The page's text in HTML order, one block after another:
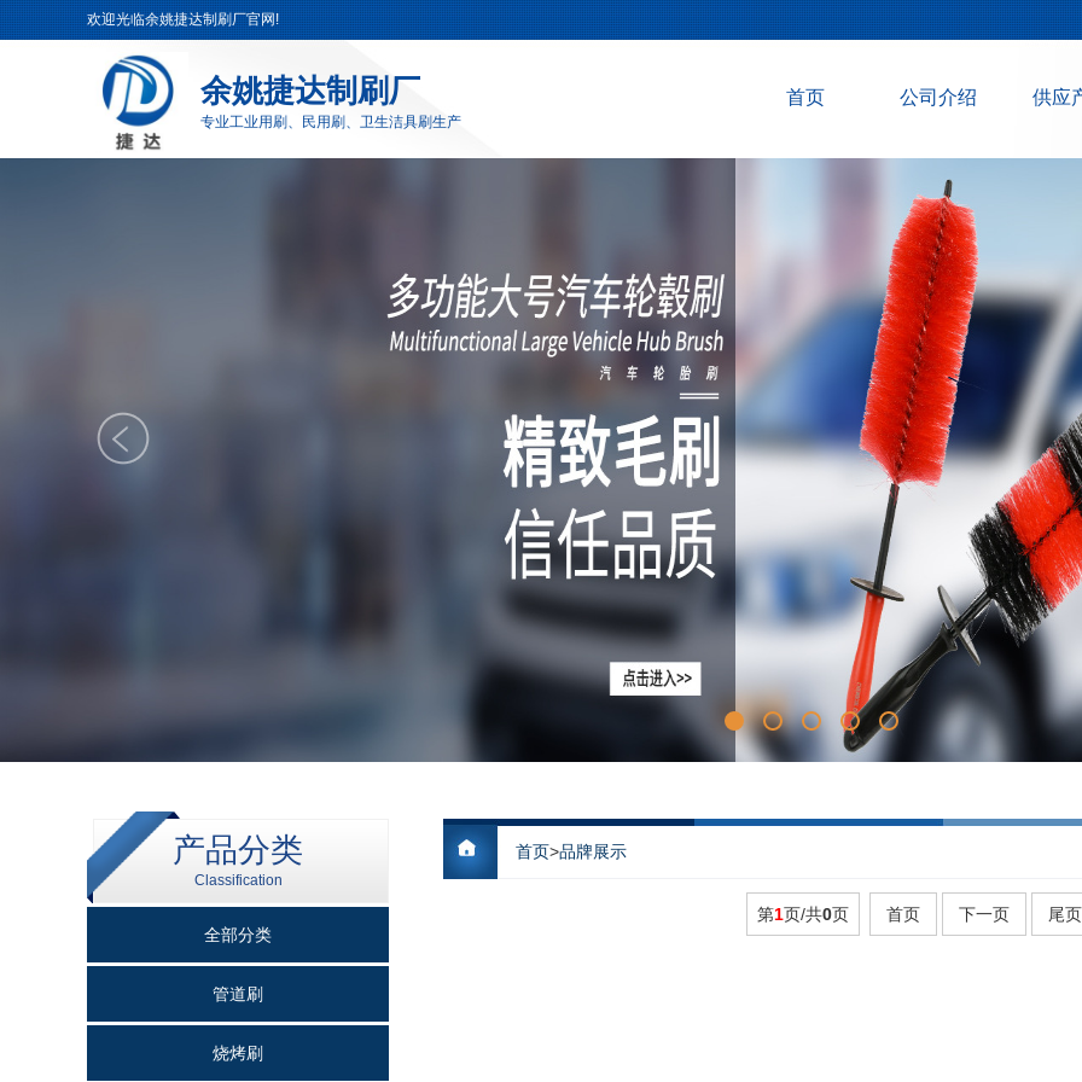
欢迎光临余姚捷达制刷厂官网!
余姚捷达制刷厂
专业工业用刷、民用刷、卫生洁具刷生产
首页 公司介绍 供应
首页>品牌展示
第1页/共0页 首页 下一页 尾
产品分类
Classification
全部分类
管道刷
烧烤刷